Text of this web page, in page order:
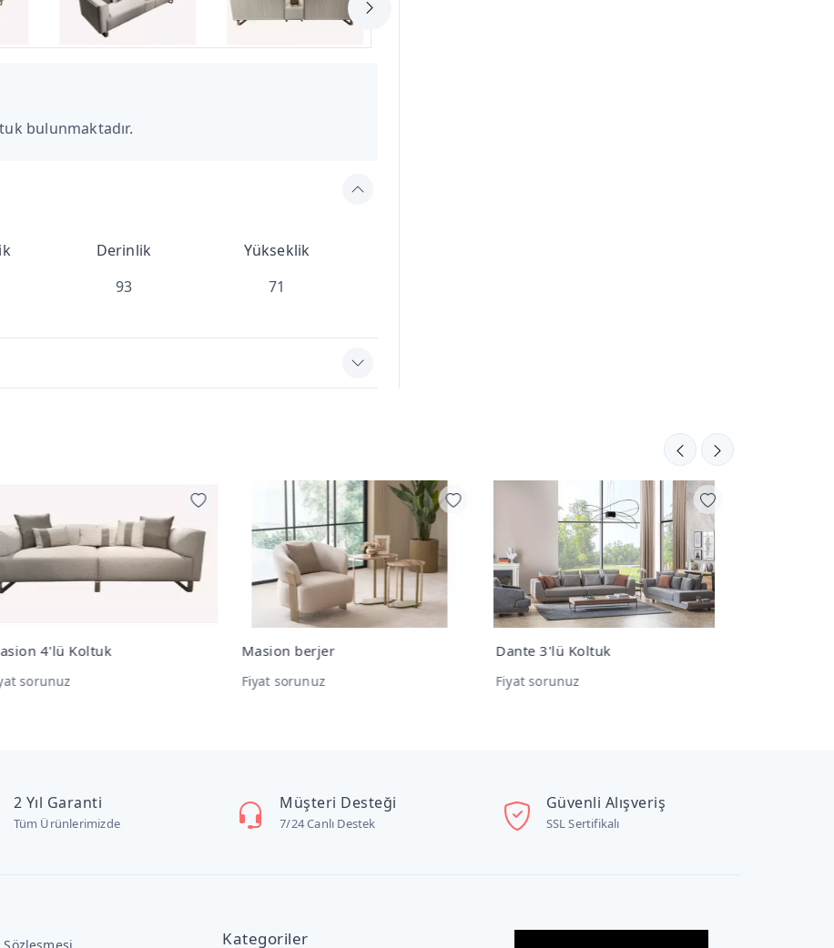
bulunmaktadır.
Derinlik
Yükseklik
93 71
4'lü Koltuk
sorunuz
Masion berjer
Fiyat sorunuz
Dante 3'lü Koltuk
Fiyat sorunuz
2 Yıl Garanti
Tüm Ürünlerimizde
Müşteri Desteği
7/24 Canlı Destek
Güvenli Alışveriş
SSL Sertifikalı
Kategoriler